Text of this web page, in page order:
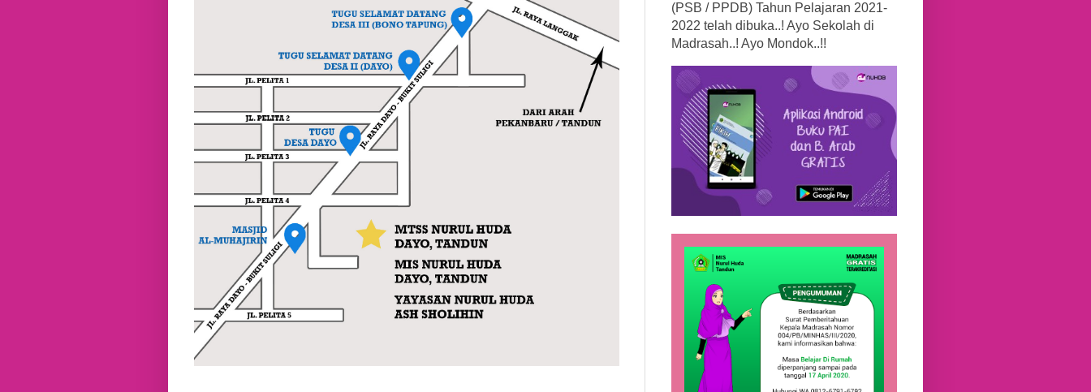
(PSB / PPDB) Tahun Pelajaran 2021-
2022 telah dibuka..! Ayo Sekolah di
Madrasah..! Ayo Mondok..!!